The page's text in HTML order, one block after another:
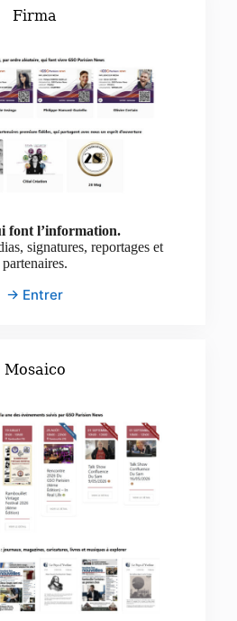
Firma
font l’information.
signatures, reportages et
partenaires.
→ Entrer
Mosaico